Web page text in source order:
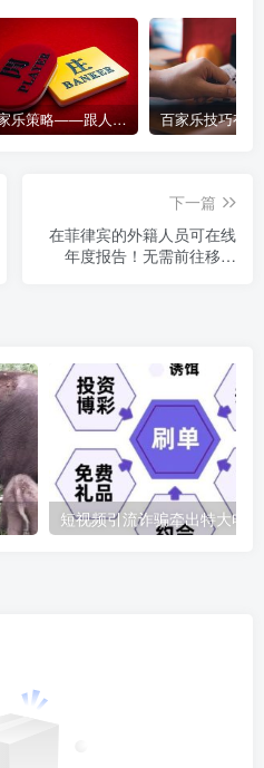
百家乐策略——跟人胜过跟路
下一篇
在菲律宾的外籍人员可在线
年度报告！无需前往移民